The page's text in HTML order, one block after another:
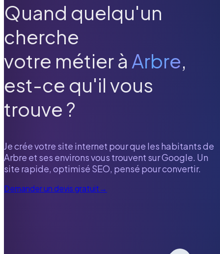
Quand quelqu'un
cherche
votre métier à Arbre,
est-ce qu'il vous
trouve ?
Je crée votre site internet pour que les habitants de
Arbre et ses environs vous trouvent sur Google. Un
site rapide, optimisé SEO, pensé pour convertir.
Demander un devis gratuit→